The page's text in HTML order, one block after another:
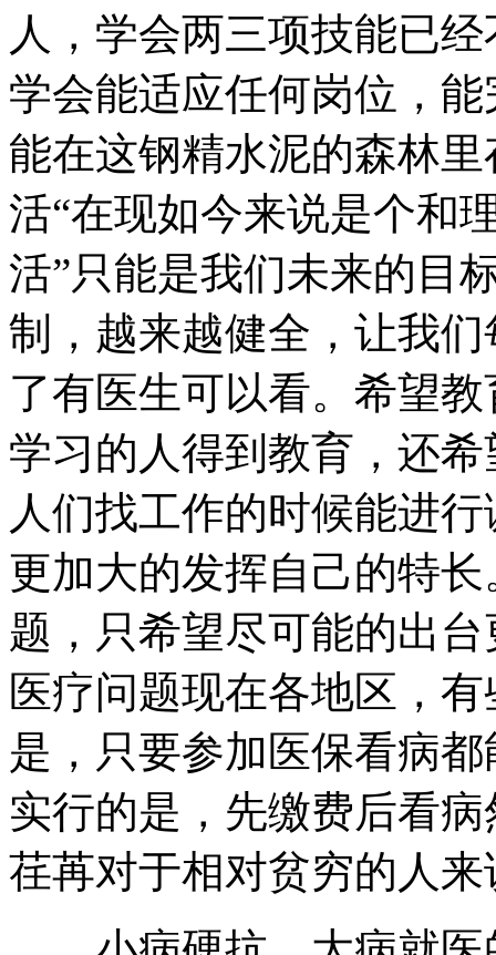
人，学会两三项技能已
学会能适应任何岗位，
能在这钢精水泥的森林
活“在现如今来说是个和
活”只能是我们未来的目
制，越来越健全，让我
了有医生可以看。希望
学习的人得到教育，还
人们找工作的时候能进
更加大的发挥自己的特
题，只希望尽可能的出
医疗问题现在各地区，
是，只要参加医保看病
实行的是，先缴费后看
荏苒对于相对贫穷的人